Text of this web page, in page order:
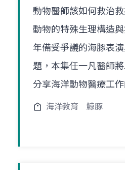
動物醫師該如何救治
動物的特殊生理構造
年備受爭議的海豚表
題，本集任一凡醫師
分享海洋動物醫療工
海洋教育 鯨豚